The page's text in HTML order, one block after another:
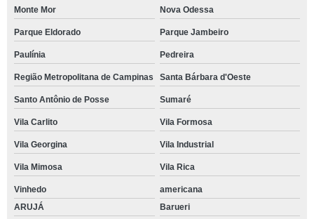
Monte Mor Nova Odessa
Parque Eldorado Parque Jambeiro
Paulínia Pedreira
Região Metropolitana de Campinas Santa Bárbara d'Oeste
Santo Antônio de Posse Sumaré
Vila Carlito Vila Formosa
Vila Georgina Vila Industrial
Vila Mimosa Vila Rica
Vinhedo
americana
ARUJÁ
Barueri